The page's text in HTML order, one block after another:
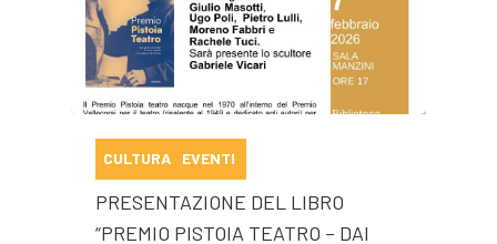
CULTURA EVENTI
PRESENTAZIONE DEL LIBRO
“PREMIO PISTOIA TEATRO – DAI